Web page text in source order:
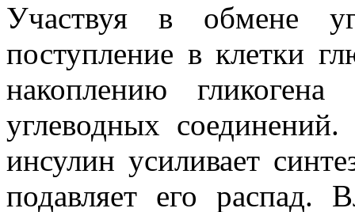
Участвуя в обмене
поступление в клетки
накоплению
углеводных
инсулин усиливает
подавляет его распад.